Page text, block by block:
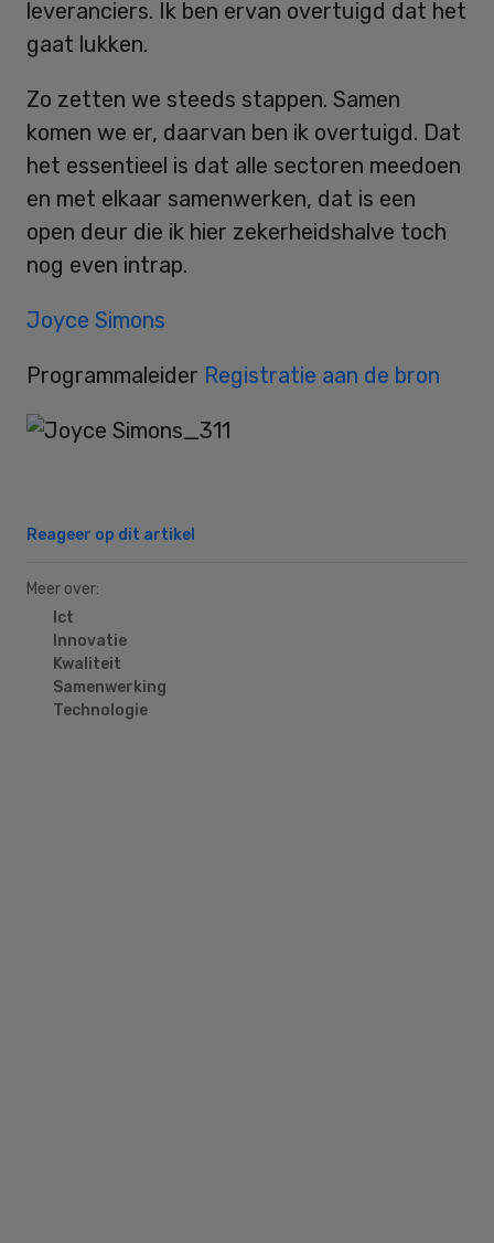
leveranciers. Ik ben ervan overtuigd dat het
gaat lukken.
Zo zetten we steeds stappen. Samen
komen we er, daarvan ben ik overtuigd. Dat
het essentieel is dat alle sectoren meedoen
en met elkaar samenwerken, dat is een
open deur die ik hier zekerheidshalve toch
nog even intrap.
Joyce Simons
Programmaleider Registratie aan de bron
Reageer op dit artikel
Meer over:
Ict
Innovatie
Kwaliteit
Samenwerking
Technologie